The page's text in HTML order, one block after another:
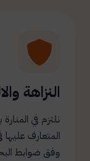
النزاهة
نلتزم في
المتعارف
وفق ضوابط